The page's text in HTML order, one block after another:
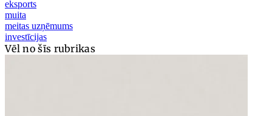
eksports
muita
meitas uzņēmums
investīcijas
Vēl no šīs rubrikas